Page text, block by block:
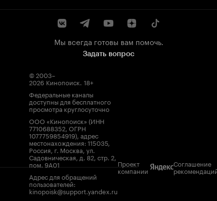
Мы всегда готовы вам помочь.
Задать вопрос
© 2003–
2026 Кинопоиск. 18+
Федеральные каналы
доступны для бесплатного
просмотра круглосуточно
ООО «Кинопоиск» (ИНН
7710688352, ОГРН
1077759854919), адрес
местонахождения: 115035,
Россия, г. Москва, ул.
Садовническая, д. 82, стр. 2,
пом. 9А01
Адрес для обращений
пользователей:
kinopoisk@support.yandex.ru
Проект
компании
Соглашение